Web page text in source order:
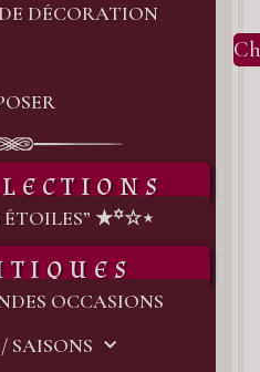
DÉCORATION
★꙳☆⋆
OCCASIONS
SAISONS